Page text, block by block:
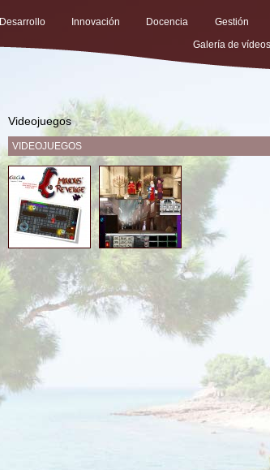
Desarrollo Innovación Docencia Gestión
Galería de vídeos
Videojuegos
VIDEOJUEGOS